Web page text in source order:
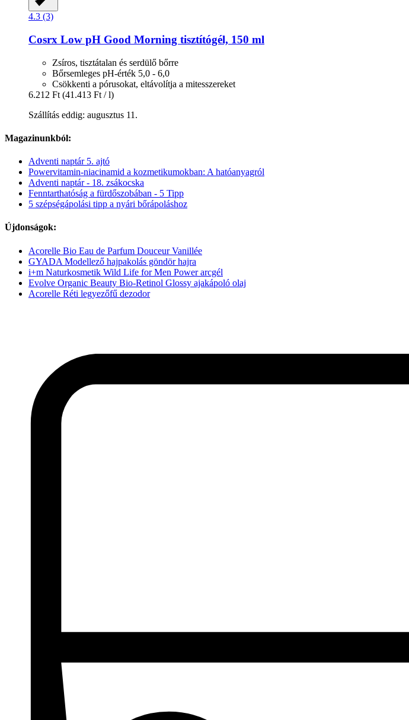
4.3 (3)
Cosrx Low pH Good Morning tisztítógél, 150 ml
Zsíros, tisztátalan és serdülő bőrre
Bőrsemleges pH-érték 5,0 - 6,0
Csökkenti a pórusokat, eltávolítja a mitesszereket
6.212 Ft (41.413 Ft / l)
Szállítás eddig: augusztus 11.
Magazinunkból:
Adventi naptár 5. ajtó
Powervitamin-niacinamid a kozmetikumokban: A hatóanyagról
Adventi naptár - 18. zsákocska
Fenntarthatóság a fürdőszobában - 5 Tipp
5 szépségápolási tipp a nyári bőrápoláshoz
Újdonságok:
Acorelle Bio Eau de Parfum Douceur Vanillée
GYADA Modellező hajpakolás göndör hajra
i+m Naturkosmetik Wild Life for Men Power arcgél
Evolve Organic Beauty Bio-Retinol Glossy ajakápoló olaj
Acorelle Réti legyezőfű dezodor